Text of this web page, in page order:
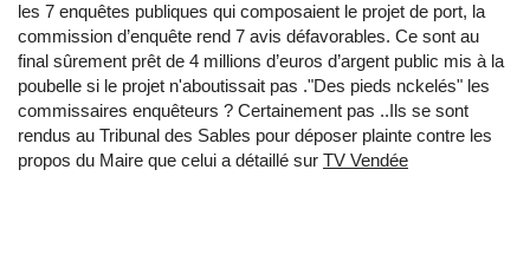
les 7 enquêtes publiques qui composaient le projet de port, la
commission d’enquête rend 7 avis défavorables. Ce sont au
final sûrement prêt de 4 millions d’euros d’argent public mis à la
poubelle si le projet n'aboutissait pas ."Des pieds nckelés" les
commissaires enquêteurs ? Certainement pas ..Ils se sont
rendus au Tribunal des Sables pour déposer plainte contre les
propos du Maire que celui a détaillé sur TV Vendée